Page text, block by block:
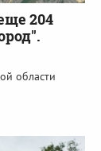
204
области